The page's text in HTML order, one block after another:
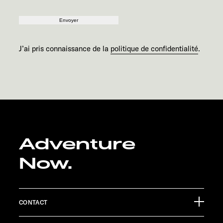
Envoyer
J’ai pris connaissance de la politique de confidentialité.
Adventure
Now.
CONTACT